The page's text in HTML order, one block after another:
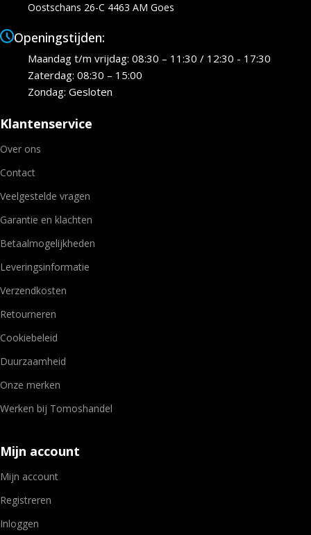
Oostschans 26-C 4463 AM Goes
Openingstijden:
Maandag t/m vrijdag: 08:30 – 11:30 / 12:30 - 17:30
Zaterdag: 08:30 – 15:00
Zondag: Gesloten
Klantenservice
Over ons
Contact
Veelgestelde vragen
Garantie en klachten
Betaalmogelijkheden
Leveringsinformatie
Verzendkosten
Retourneren
Cookiebeleid
Duurzaamheid
Onze merken
Werken bij Tomoshandel
Mijn account
Mijn account
Registreren
Inloggen